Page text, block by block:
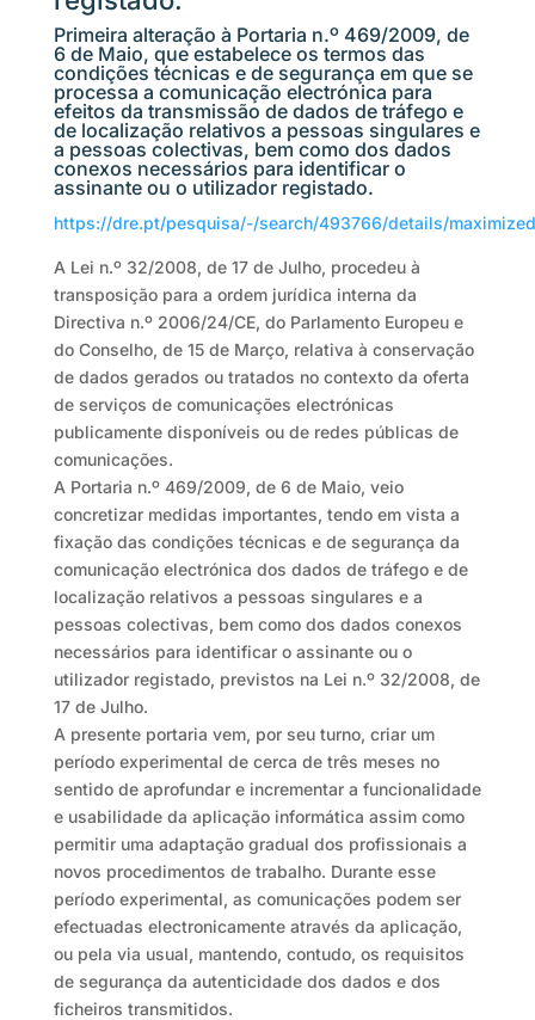
Primeira alteração à Portaria n.º 469/2009, de
6 de Maio, que estabelece os termos das
condições técnicas e de segurança em que se
processa a comunicação electrónica para
efeitos da transmissão de dados de tráfego e
de localização relativos a pessoas singulares e
a pessoas colectivas, bem como dos dados
conexos necessários para identificar o
assinante ou o utilizador registado.
https://dre.pt/pesquisa/-/search/493766/details/maximized
A Lei n.º 32/2008, de 17 de Julho, procedeu à
transposição para a ordem jurídica interna da
Directiva n.º 2006/24/CE, do Parlamento Europeu e
do Conselho, de 15 de Março, relativa à conservação
de dados gerados ou tratados no contexto da oferta
de serviços de comunicações electrónicas
publicamente disponíveis ou de redes públicas de
comunicações.
A Portaria n.º 469/2009, de 6 de Maio, veio
concretizar medidas importantes, tendo em vista a
fixação das condições técnicas e de segurança da
comunicação electrónica dos dados de tráfego e de
localização relativos a pessoas singulares e a
pessoas colectivas, bem como dos dados conexos
necessários para identificar o assinante ou o
utilizador registado, previstos na Lei n.º 32/2008, de
17 de Julho.
A presente portaria vem, por seu turno, criar um
período experimental de cerca de três meses no
sentido de aprofundar e incrementar a funcionalidade
e usabilidade da aplicação informática assim como
permitir uma adaptação gradual dos profissionais a
novos procedimentos de trabalho. Durante esse
período experimental, as comunicações podem ser
efectuadas electronicamente através da aplicação,
ou pela via usual, mantendo, contudo, os requisitos
de segurança da autenticidade dos dados e dos
ficheiros transmitidos.